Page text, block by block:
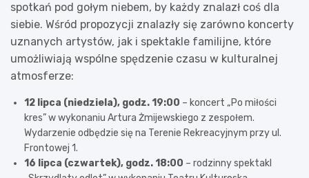
spotkań pod gołym niebem, by każdy znalazł coś dla
siebie. Wśród propozycji znalazły się zarówno koncerty
uznanych artystów, jak i spektakle familijne, które
umożliwiają wspólne spędzenie czasu w kulturalnej
atmosferze:
12 lipca (niedziela), godz. 19:00 – koncert „Po miłości
kres” w wykonaniu Artura Żmijewskiego z zespołem.
Wydarzenie odbędzie się na Terenie Rekreacyjnym przy ul.
Frontowej 1.
16 lipca (czwartek), godz. 18:00 – rodzinny spektakl